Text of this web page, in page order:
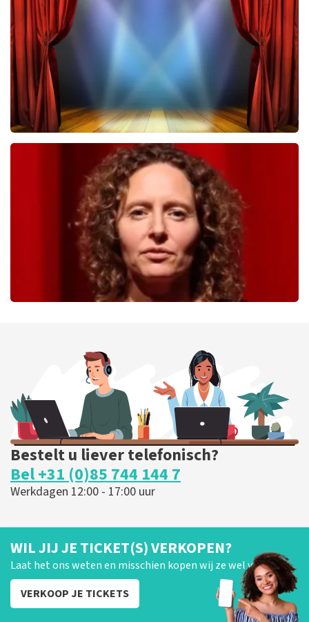
322 laatste 30 minuten
BESTEL NU
40 45 De Musical
laatste 30 minuten
BESTEL NU
BESTEL NU
Bestelt u liever telefonisch?
Bel +31 (0)85 744 144 7
Werkdagen 12:00 - 17:00 uur
WIL JIJ JE TICKET(S) VERKOPEN?
Laat het ons weten en misschien kopen wij ze wel van je!
VERKOOP JE TICKETS